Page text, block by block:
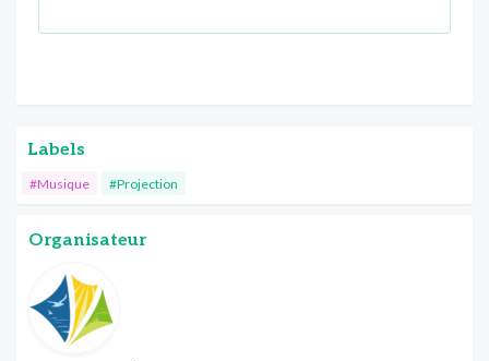
Labels
#Musique #Projection
Organisateur